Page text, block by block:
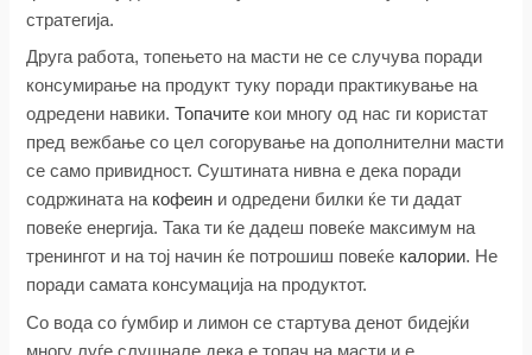
стратегија.
Друга работа, топењето на масти не се случува поради
консумирање на продукт туку поради практикување на
одредени навики.Топачите кои многу од нас ги користат
пред вежбање со цел согорување на дополнителни масти
се само привидност. Суштината нивна е дека поради
содржината на кофеин и одредени билки ќе ти дадат
повеќе енергија. Така ти ќе дадеш повеќе максимум на
тренингот и на тој начин ќе потрошиш повеќе калории. Не
поради самата консумација на продуктот.
Со вода со ѓумбир и лимон се стартува денот бидејќи
многу луѓе слушнале дека е топач на масти и е